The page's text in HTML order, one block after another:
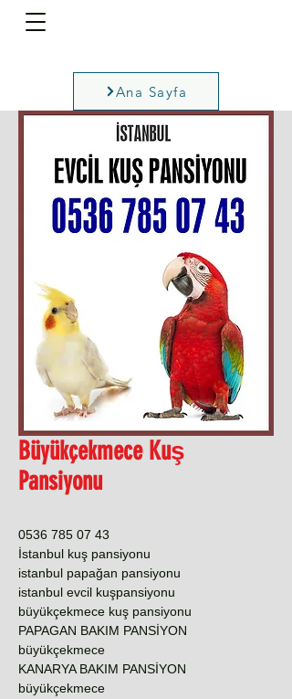
Ana Sayfa
Büyükçekmece Kuş
Pansiyonu
0536 785 07 43
İstanbul kuş pansiyonu
istanbul papağan pansiyonu
istanbul evcil kuşpansiyonu
büyükçekmece kuş pansiyonu
PAPAGAN BAKIM PANSİYON
büyükçekmece
KANARYA BAKIM PANSİYON
büyükçekmece